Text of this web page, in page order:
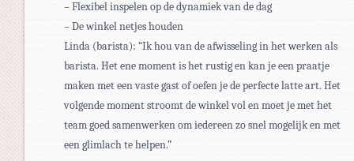
– Flexibel inspelen op de dynamiek van de dag
– De winkel netjes houden
Linda (barista): “Ik hou van de afwisseling in het werken als
barista. Het ene moment is het rustig en kan je een praatje
maken met een vaste gast of oefen je de perfecte latte art. Het
volgende moment stroomt de winkel vol en moet je met het
team goed samenwerken om iedereen zo snel mogelijk en met
een glimlach te helpen.”